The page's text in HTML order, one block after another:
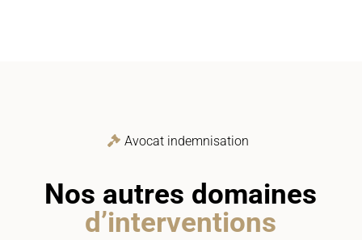
Avocat indemnisation
Nos autres domaines
d’interventions